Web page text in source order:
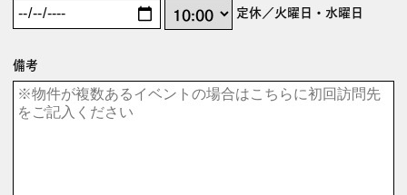
定休／火曜日・水曜日
備考